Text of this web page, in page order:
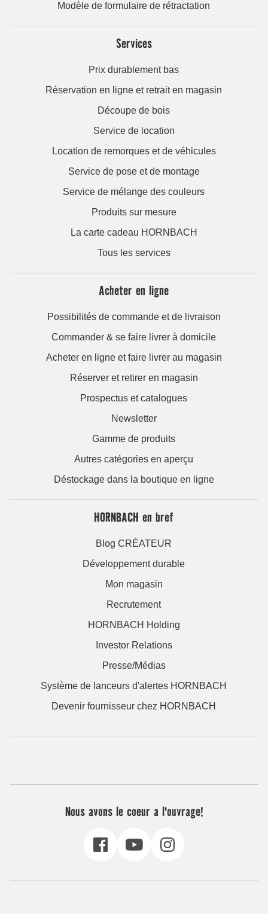
Modèle de formulaire de rétractation
Services
Prix durablement bas
Réservation en ligne et retrait en magasin
Découpe de bois
Service de location
Location de remorques et de véhicules
Service de pose et de montage
Service de mélange des couleurs
Produits sur mesure
La carte cadeau HORNBACH
Tous les services
Acheter en ligne
Possibilités de commande et de livraison
Commander & se faire livrer à domicile
Acheter en ligne et faire livrer au magasin
Réserver et retirer en magasin
Prospectus et catalogues
Newsletter
Gamme de produits
Autres catégories en aperçu
Déstockage dans la boutique en ligne
HORNBACH en bref
Blog CRÉATEUR
Développement durable
Mon magasin
Recrutement
HORNBACH Holding
Investor Relations
Presse/Médias
Système de lanceurs d'alertes HORNBACH
Devenir fournisseur chez HORNBACH
Nous avons le coeur a l'ouvrage!